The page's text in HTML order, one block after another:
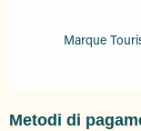
Marque
Metodi di